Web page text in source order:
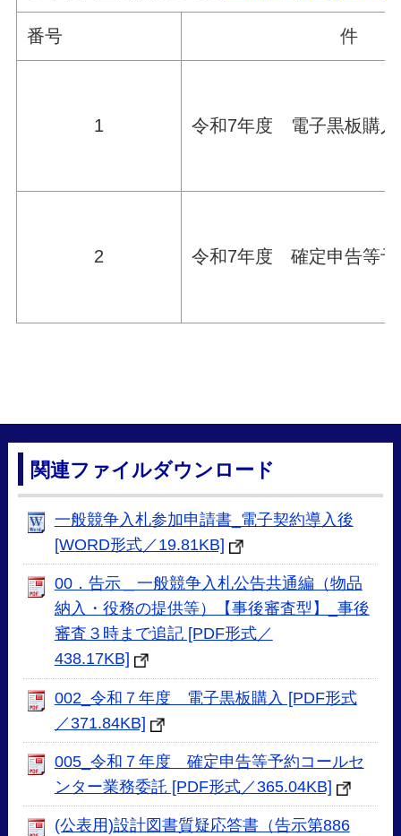
番号 件
1 令和7年度 電子黒板購入
2 令和7年度 確定申告等予
関連ファイルダウンロード
一般競争入札参加申請書_電子契約導入後
[WORD形式／19.81KB]
00．告示＿一般競争入札公告共通編（物品
納入・役務の提供等）【事後審査型】_事後
審査３時まで追記 [PDF形式／
438.17KB]
002_令和７年度 電子黒板購入 [PDF形式
／371.84KB]
005_令和７年度 確定申告等予約コールセ
ンター業務委託 [PDF形式／365.04KB]
(公表用)設計図書質疑応答書（告示第886